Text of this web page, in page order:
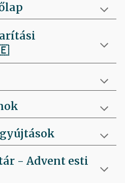
- Advent esti